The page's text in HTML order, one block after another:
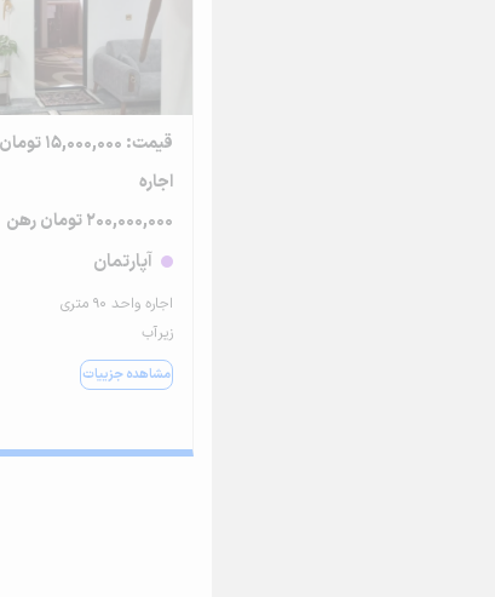
قیمت: 15,000,000 تومان
اجاره
200,000,000 تومان رهن
آپارتمان
اجاره واحد ۹۰ متری
زیرآب
مشاهده جزییات